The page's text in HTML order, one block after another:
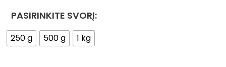
PASIRINKITE SVORĮ:
250 g 500 g 1 kg